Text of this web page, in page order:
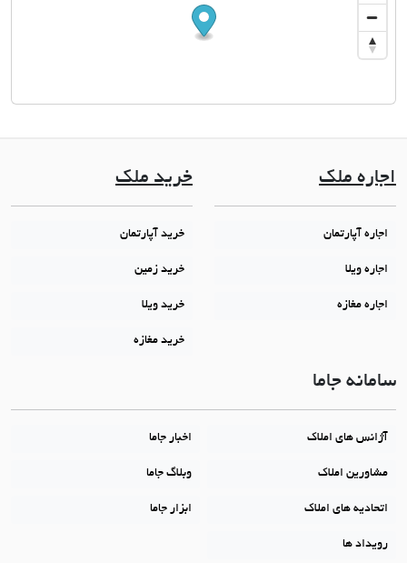
اجاره ملک
اجاره آپارتمان
اجاره ویلا
اجاره مغازه
خرید ملک
خرید آپارتمان
خرید زمین
خرید ویلا
خرید مغازه
سامانه جاما
آژانس های املاک اخبار جاما
مشاورین املاک وبلاگ جاما
اتحادیه های املاک ابزار جاما
رویداد ها